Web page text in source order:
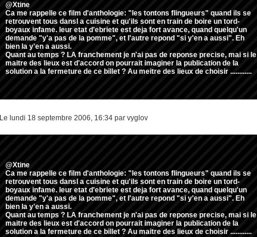
@Xtine
Ca me rappelle ce film d'anthologie: "les tontons flingueurs" quand ils se
retrouvent tous dansl a cuisine et qu'ils sont en train de boire un tord-
boyaux infame. leur etat d'ebriete est deja fort avance, quand quelqu'un
demande "y'a pas de la pomme", et l'autre repond "si y'en a aussi". Eh
bien la y'en a aussi.
Quant au temps ? LA franchement je n'ai pas de reponse precise, mai si le
maitre des lieux est d'accord on pourrait imaginer la publication de la
solution a la fermeture de ce billet ? Au meitre des lieux de choisir ............
Le lundi 18 septembre 2006, 16:34 par vyglov
@Xtine
Ca me rappelle ce film d'anthologie: "les tontons flingueurs" quand ils se
retrouvent tous dansl a cuisine et qu'ils sont en train de boire un tord-
boyaux infame. leur etat d'ebriete est deja fort avance, quand quelqu'un
demande "y'a pas de la pomme", et l'autre repond "si y'en a aussi". Eh
bien la y'en a aussi.
Quant au temps ? LA franchement je n'ai pas de reponse precise, mai si le
maitre des lieux est d'accord on pourrait imaginer la publication de la
solution a la fermeture de ce billet ? Au maitre des lieux de choisir ............